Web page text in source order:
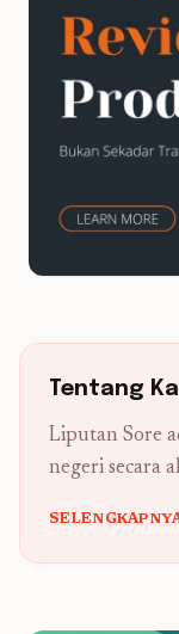
Tentang
Liputan Sore
negeri secara